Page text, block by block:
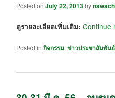
Posted on July 22, 2013by
ดูรายละเอียดเพิ่มเติม: Continue
Posted in กิจกรรม, ข่าวประชาสัมพันธ์